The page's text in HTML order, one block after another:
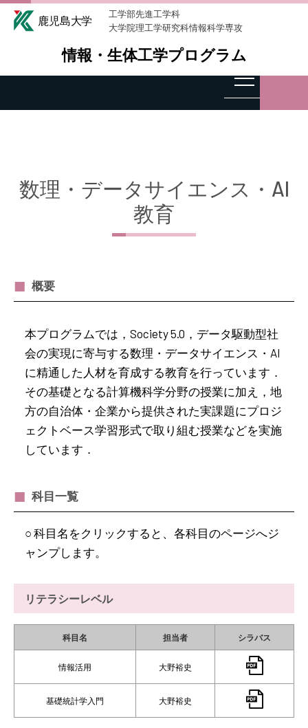
工学部先進工学科
大学院理工学研究科情報科学専攻
情報・生体工学プログラム
数理・データサイエンス・AI
教育
概要
本プログラムでは，Society 5.0，データ駆動型社
会の実現に寄与する数理・データサイエンス・AI
に精通した人材を育成する教育を行っています．
その基礎となる計算機科学分野の授業に加え，地
方の自治体・企業から提供された実課題にプロジ
ェクトベース学習形式で取り組む授業などを実施
しています．
科目一覧
○ 科目名をクリックすると、各科目のページへジ
ャンプします。
リテラシーレベル
科目名 担当者 シラバス
情報活用 大野裕史
基礎統計学入門 大野裕史